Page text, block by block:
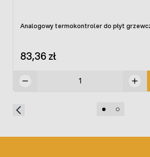
Analogowy termokontroler
83,36 zł